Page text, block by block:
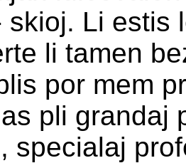
skioj. Li estis
li tamen
por mem
pli grandaj
specialaj